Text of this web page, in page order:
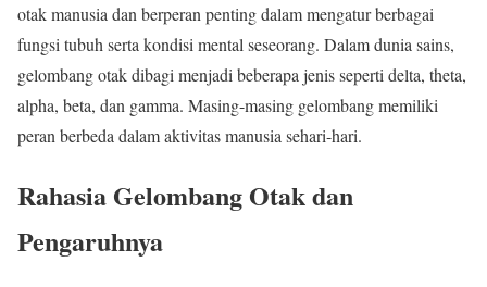
otak manusia dan berperan penting dalam mengatur berbagai
fungsi tubuh serta kondisi mental seseorang. Dalam dunia sains,
gelombang otak dibagi menjadi beberapa jenis seperti delta, theta,
alpha, beta, dan gamma. Masing-masing gelombang memiliki
peran berbeda dalam aktivitas manusia sehari-hari.
Rahasia Gelombang Otak dan
Pengaruhnya